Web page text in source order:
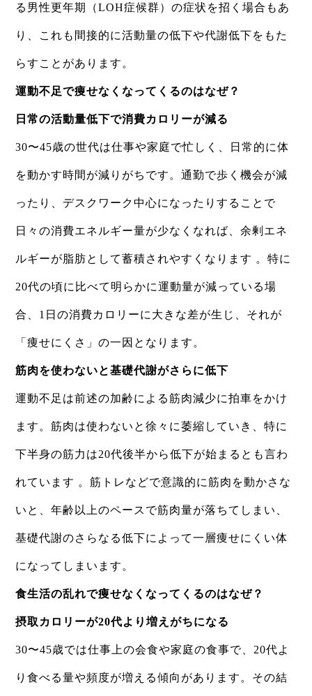
る男性更年期（LOH症候群）の症状を招く場合もあ
り、これも間接的に活動量の低下や代謝低下をもた
らすことがあります。
運動不足で痩せなくなってくるのはなぜ？
日常の活動量低下で消費カロリーが減る
30〜45歳の世代は仕事や家庭で忙しく、日常的に体
を動かす時間が減りがちです。通勤で歩く機会が減
ったり、デスクワーク中心になったりすることで
日々の消費エネルギー量が少なくなれば、余剰エネ
ルギーが脂肪として蓄積されやすくなります 。特に
20代の頃に比べて明らかに運動量が減っている場
合、1日の消費カロリーに大きな差が生じ、それが
「痩せにくさ」の一因となります。
筋肉を使わないと基礎代謝がさらに低下
運動不足は前述の加齢による筋肉減少に拍車をかけ
ます。筋肉は使わないと徐々に萎縮していき、特に
下半身の筋力は20代後半から低下が始まるとも言わ
れています 。筋トレなどで意識的に筋肉を動かさな
いと、年齢以上のペースで筋肉量が落ちてしまい、
基礎代謝のさらなる低下によって一層痩せにくい体
になってしまいます。
食生活の乱れで痩せなくなってくるのはなぜ？
摂取カロリーが20代より増えがちになる
30〜45歳では仕事上の会食や家庭の食事で、20代よ
り食べる量や頻度が増える傾向があります。その結